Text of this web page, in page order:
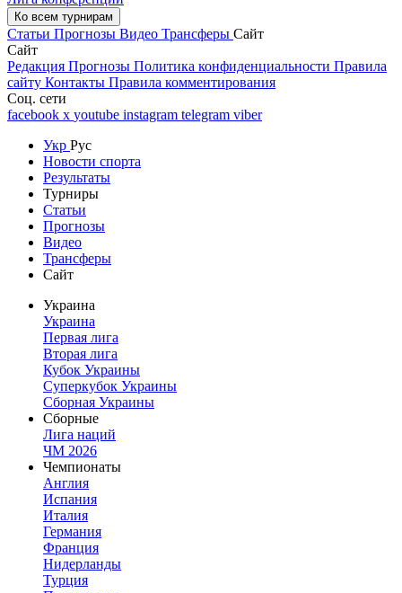
Ко всем турнирам
Статьи Прогнозы Видео Трансферы Сайт
Сайт
Редакция Прогнозы Политика конфиденциальности Правила
сайту Контакты Правила комментирования
Соц. сети
facebook x youtube instagram telegram viber
Укр Рус
Новости спорта
Результаты
Турниры
Статьи
Прогнозы
Видео
Трансферы
Сайт
Украина
Украина
Первая лига
Вторая лига
Кубок Украины
Суперкубок Украины
Сборная Украины
Сборные
Лига наций
ЧМ 2026
Чемпионаты
Англия
Испания
Италия
Германия
Франция
Нидерланды
Турция